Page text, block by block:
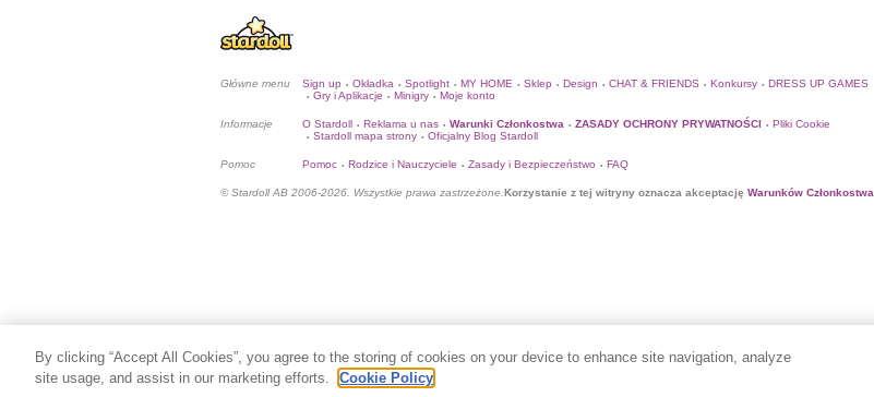
Główne menu Sign up • Okładka • Spotlight • MY HOME • Sklep • Design • CHAT & FRIENDS • Konkursy • DRESS UP GAMES
• Gry i Aplikacje • Minigry • Moje konto
Informacje O Stardoll • Reklama u nas • Warunki Członkostwa • ZASADY OCHRONY PRYWATNOŚCI • Pliki Cookie
• Stardoll mapa strony • Oficjalny Blog Stardoll
Pomoc Pomoc • Rodzice i Nauczyciele • Zasady i Bezpieczeństwo • FAQ
© Stardoll AB 2006-2026. Wszystkie prawa zastrzeżone. Korzystanie z tej witryny oznacza akceptację Warunków Członkostwa
By clicking “Accept All Cookies”, you agree to the storing of cookies on your device to enhance site navigation, analyze
site usage, and assist in our marketing efforts.
Cookie Policy